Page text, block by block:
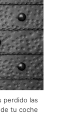
perdido las
tu coche